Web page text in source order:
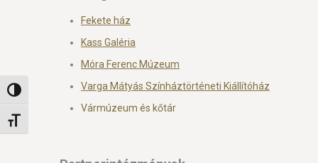
Nagy kontraszt váltása
Betűméret váltása
Fekete ház
Kass Galéria
Móra Ferenc Múzeum
Varga Mátyás Színháztörténeti Kiállítóház
Vármúzeum és kőtár